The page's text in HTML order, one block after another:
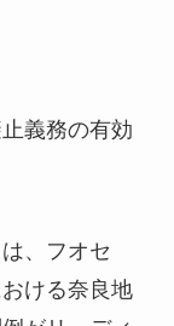
義務の有効
、フオセ
ける奈良地